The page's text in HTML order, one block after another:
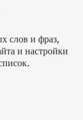
слов и фраз,
и настройки